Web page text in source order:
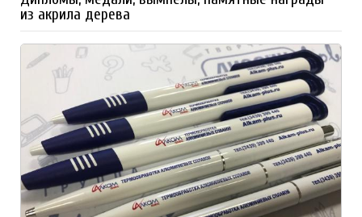
из акрила дерева